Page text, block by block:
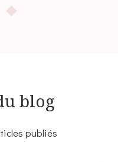
blog
publiés